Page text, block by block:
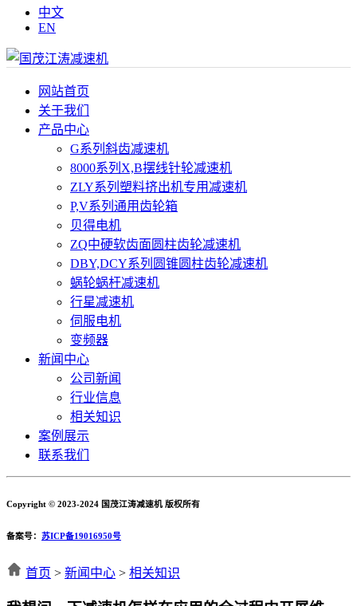
中文
EN
网站首页
关于我们
产品中心
G系列斜齿减速机
8000系列X,B摆线针轮减速机
ZLY系列塑料挤出机专用减速机
P,V系列通用齿轮箱
贝得电机
ZQ中硬软齿面圆柱齿轮减速机
DBY,DCY系列圆锥圆柱齿轮减速机
蜗轮蜗杆减速机
行星减速机
伺服电机
变频器
新闻中心
公司新闻
行业信息
相关知识
案例展示
联系我们
Copyright © 2023-2024 国茂江涛减速机 版权所有
备案号： 苏ICP备19016950号
首页 > 新闻中心 > 相关知识